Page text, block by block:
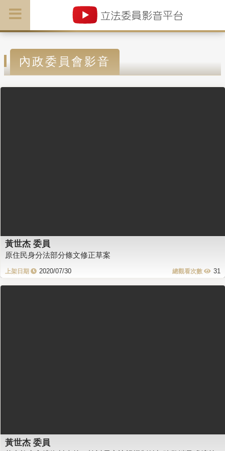
內政委員會影音
黃世杰 委員
原住民身分法部分條文修正草案
2020/07/30 31
黃世杰 委員